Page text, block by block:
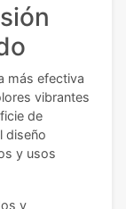
más efectiva
vibrantes
de
diseño
y usos
y